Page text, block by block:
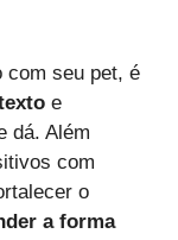
com seu pet, é
e
dá. Além
com
o
a forma